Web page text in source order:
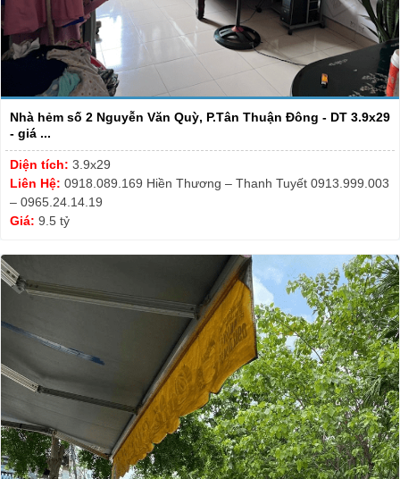
Nhà hẻm số 2 Nguyễn Văn Quỳ, P.Tân Thuận Đông - DT 3.9x29
- giá ...
Diện tích: 3.9x29
Liên Hệ: 0918.089.169 Hiền Thương – Thanh Tuyết 0913.999.003
– 0965.24.14.19
Giá: 9.5 tỷ